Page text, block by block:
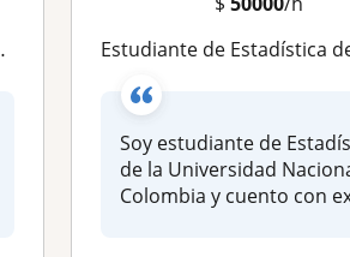
Estudiante de Estadística de la UNAL | Clases de Matemáticas,
Soy estudiante de
de la Universidad
Colombia y cuento con